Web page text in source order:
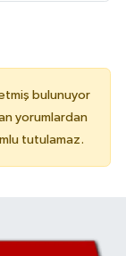
bulunuyor
yorumlardan
tutulamaz.